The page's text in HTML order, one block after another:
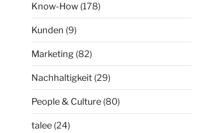
Know-How (178)
Kunden (9)
Marketing (82)
Nachhaltigkeit (29)
People & Culture (80)
talee (24)